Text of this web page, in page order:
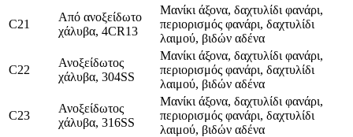
C21
Από ανοξείδωτο
χάλυβα, 4CR13
Μανίκι άξονα, δαχτυλίδι φανάρι,
περιορισμός φανάρι, δαχτυλίδι
λαιμού, βιδών αδένα
C22
Ανοξείδωτος
χάλυβα, 304SS
Μανίκι άξονα, δαχτυλίδι φανάρι,
περιορισμός φανάρι, δαχτυλίδι
λαιμού, βιδών αδένα
C23
Ανοξείδωτος
χάλυβα, 316SS
Μανίκι άξονα, δαχτυλίδι φανάρι,
περιορισμός φανάρι, δαχτυλίδι
λαιμού, βιδών αδένα